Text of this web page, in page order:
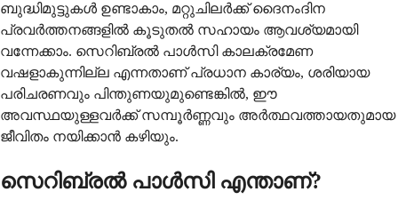
ബുദ്ധിമുട്ടുകൾ ഉണ്ടാകാം, മറ്റുചിലർക്ക് ദൈനംദിന
പ്രവർത്തനങ്ങളിൽ കൂടുതൽ സഹായം ആവശ്യമായി
വന്നേക്കാം. സെറിബ്രൽ പാൾസി കാലക്രമേണ
വഷളാകുന്നില്ല എന്നതാണ് പ്രധാന കാര്യം, ശരിയായ
പരിചരണവും പിന്തുണയുമുണ്ടെങ്കിൽ, ഈ
അവസ്ഥയുള്ളവർക്ക് സമ്പൂർണ്ണവും അർത്ഥവത്തായതുമായ
ജീവിതം നയിക്കാൻ കഴിയും.
സെറിബ്രൽ പാൾസി എന്താണ്?